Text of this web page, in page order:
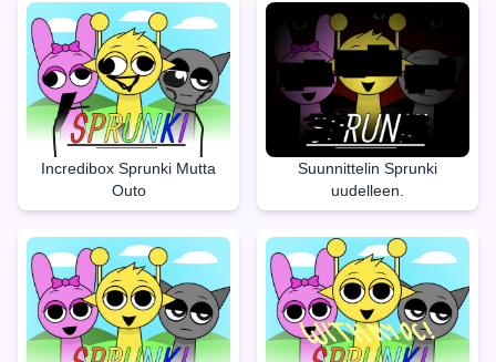
Incredibox Sprunki Mutta
Outo
Suunnittelin Sprunki
uudelleen.